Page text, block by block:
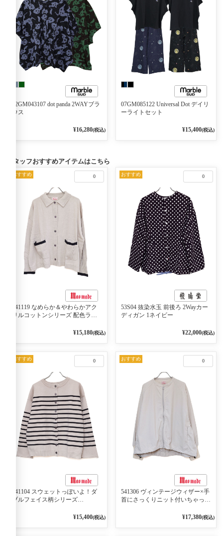
02GM043107 dot panda 2WAYブラ
ウス
¥16,280(税込)
07GM085122 Universal Dot デイリ
ーライトセット
¥15,400(税込)
スタッフおすすめアイテムはこちら
0
おすすめ
541119 なめらか＆やわらかアク
リルコットンシリーズ 配色ライ
ン 10ベージュ×ネイビー¥15,180(税込)
0
おすすめ
53S04 抜染水玉 前後ろ 2Wayカー
ディガン 1ネイビー
¥22,000(税込)
0
おすすめ
541104 スウェットっぽいよ！ダ
ブルフェイス柄シリーズ
2WAY プルオーバー 101オフベー
¥15,400(税込)
0
おすすめ
541306 ヴィンテージウィザー×手
首にさっくりニット付いちゃった
¥17,380(税込)